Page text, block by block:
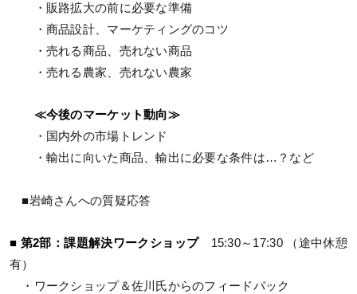
・販路拡大の前に必要な準備
・商品設計、マーケティングのコツ
・売れる商品、売れない商品
・売れる農家、売れない農家
≪今後のマーケット動向≫
・国内外の市場トレンド
・輸出に向いた商品、輸出に必要な条件は…？など
■岩崎さんへの質疑応答
■ 第2部：課題解決ワークショップ15:30～17:30 （途中休憩
有）
・ワークショップ＆佐川氏からのフィードバック